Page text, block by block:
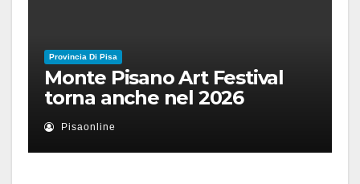
Provincia Di Pisa
Monte Pisano Art Festival
torna anche nel 2026
Pisaonline